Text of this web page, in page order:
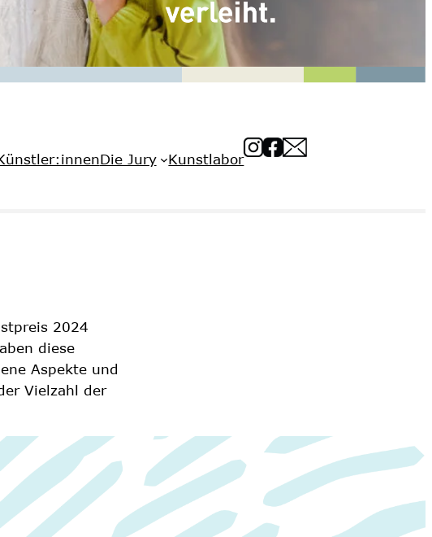
Die Jury Kunstlabor
2024
diese
Aspekte und
Vielzahl der